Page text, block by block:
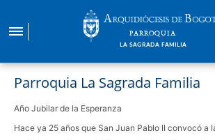
contenido
PARROQUIA
LA SAGRADA FAMILIA
Parroquia La Sagrada Familia
Año Jubilar de la Esperanza
Hace ya 25 años que San Juan Pablo II convocó a